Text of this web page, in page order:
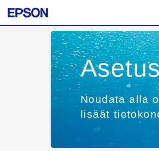
Noudata alla
lisäät